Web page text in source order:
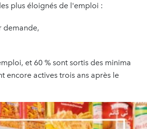
plus éloignés de l'emploi :
demande,
et 60 % sont sortis des minima
encore actives trois ans après le